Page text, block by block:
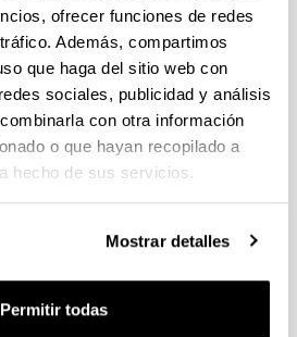
ofrecer funciones de redes
Además, compartimos
que haga del sitio web con
sociales, publicidad y análisis
con otra información
o que hayan recopilado a
hecho de sus servicios.
Mostrar detalles
Permitir todas
TFMs en nuestros ámbitos de
¿Quieres aprender
TFM con nosotros?